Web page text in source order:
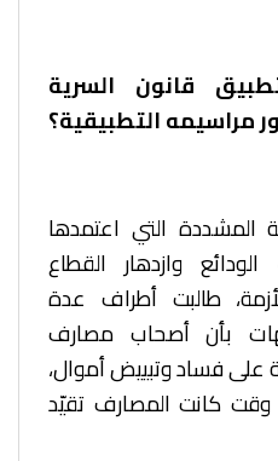
قانون السرية
مراسيمه التطبيقية؟
المشددة التي اعتمدها
وازدهار القطاع
طالبت أطراف عدة
بأن أصحاب مصارف
على فساد وتبييض أموال،
وقت كانت المصارف تقيّد